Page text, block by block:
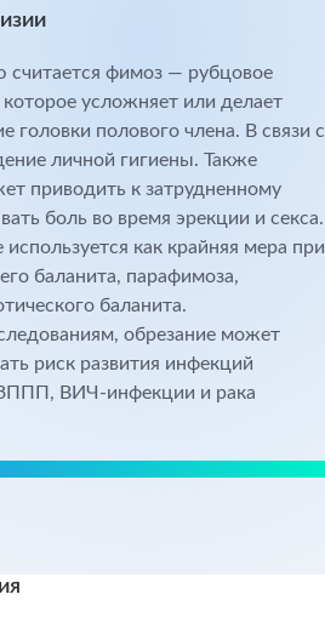
считается фимоз — рубцовое
усложняет или делает
полового члена. В связи с
личной гигиены. Также
приводить к затрудненному
боль во время эрекции и секса.
как крайняя мера при
баланита, парафимоза,
баланита.
обрезание может
риск развития инфекций
ВИЧ-инфекции и рака